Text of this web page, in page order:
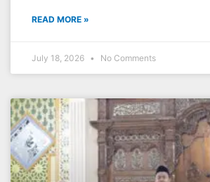
READ MORE »
July 18, 2026 No Comments